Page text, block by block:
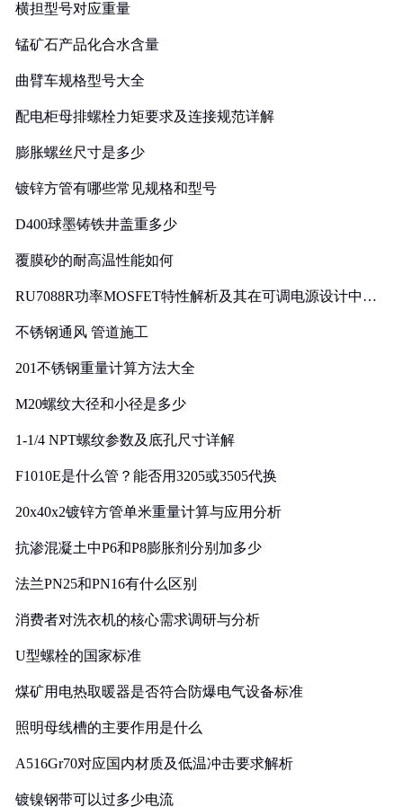
横担型号对应重量
锰矿石产品化合水含量
曲臂车规格型号大全
配电柜母排螺栓力矩要求及连接规范详解
膨胀螺丝尺寸是多少
镀锌方管有哪些常见规格和型号
D400球墨铸铁井盖重多少
覆膜砂的耐高温性能如何
RU7088R功率MOSFET特性解析及其在可调电源设计中的
不锈钢通风 管道施工
201不锈钢重量计算方法大全
M20螺纹大径和小径是多少
1-1/4 NPT螺纹参数及底孔尺寸详解
F1010E是什么管？能否用3205或3505代换
20x40x2镀锌方管单米重量计算与应用分析
抗渗混凝土中P6和P8膨胀剂分别加多少
法兰PN25和PN16有什么区别
消费者对洗衣机的核心需求调研与分析
U型螺栓的国家标准
煤矿用电热取暖器是否符合防爆电气设备标准
照明母线槽的主要作用是什么
A516Gr70对应国内材质及低温冲击要求解析
镀镍钢带可以过多少电流